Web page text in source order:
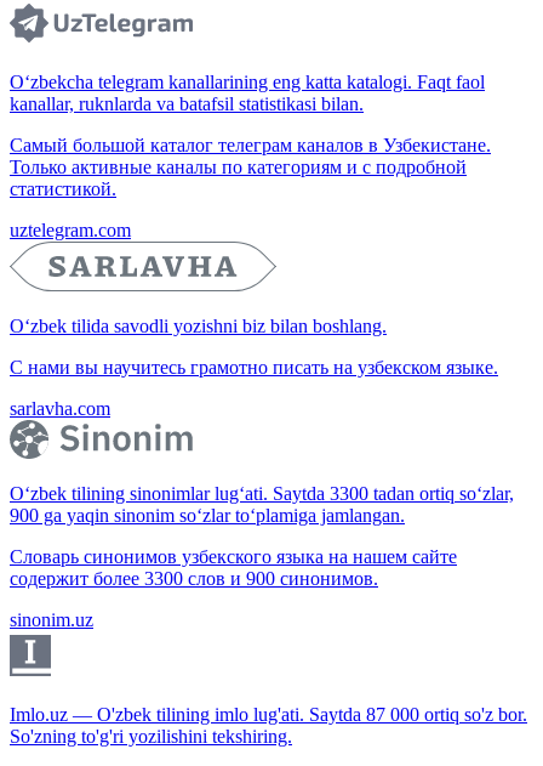
O‘zbekcha telegram kanallarining eng katta katalogi. Faqt faol
kanallar, ruknlarda va batafsil statistikasi bilan.
Самый большой каталог телеграм каналов в Узбекистане.
Только активные каналы по категориям и с подробной
статистикой.
uztelegram.com
O‘zbek tilida savodli yozishni biz bilan boshlang.
С нами вы научитесь грамотно писать на узбекском языке.
sarlavha.com
O‘zbek tilining sinonimlar lug‘ati. Saytda 3300 tadan ortiq so‘zlar,
900 ga yaqin sinonim so‘zlar to‘plamiga jamlangan.
Словарь синонимов узбекского языка на нашем сайте
содержит более 3300 слов и 900 синонимов.
sinonim.uz
Imlo.uz — O'zbek tilining imlo lug'ati. Saytda 87 000 ortiq so'z bor.
So'zning to'g'ri yozilishini tekshiring.